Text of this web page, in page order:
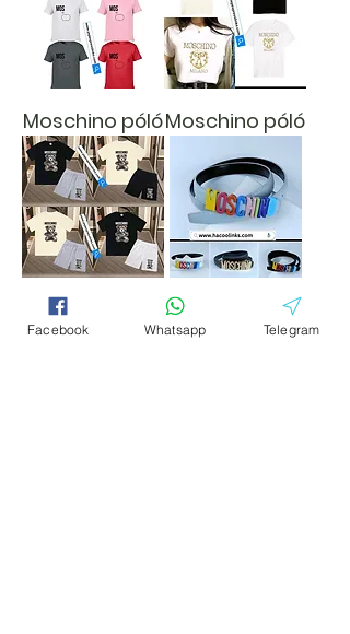
Moschino pólóMoschino póló
Moschino
rövid szett
Moschino öv
Facebook Whatsapp Telegram